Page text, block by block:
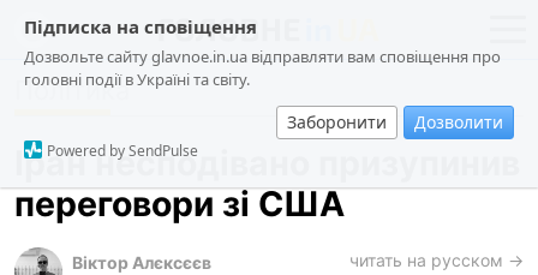
Підписка на сповіщення
Дозвольте сайту glavnoe.in.ua відправляти вам сповіщення про
головні події в Україні та світу.
Заборонити Дозволити
Powered by SendPulse
новини
про проєкт
суспільство
події
кримінал
Політика
Іран несподівано призупинив
переговори зі США
Віктор Алєксєєв
читать на русском →